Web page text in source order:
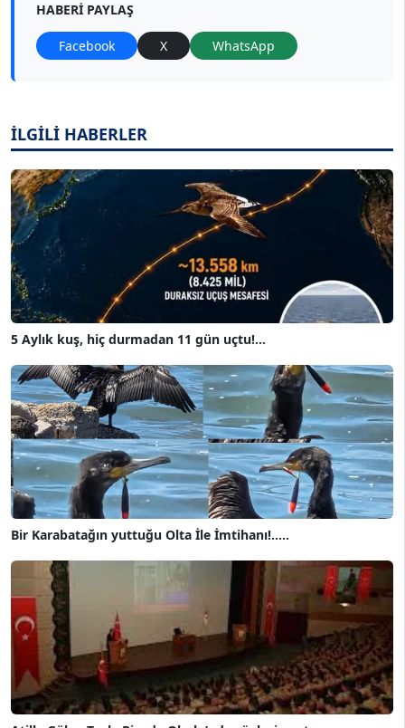
HABERI PAYLAŞ
Facebook X WhatsApp
İLGİLİ HABERLER
5 Aylık kuş, hiç durmadan 11 gün uçtu!...
Bir Karabatağın yuttuğu Olta İle İmtihanı!.....